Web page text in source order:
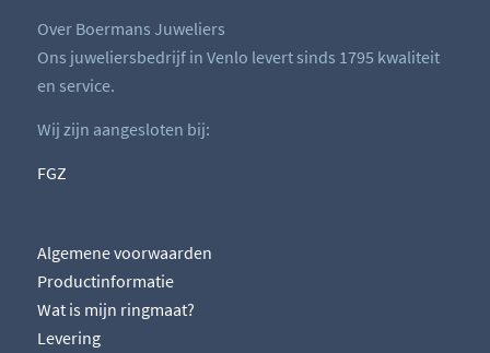
Over Boermans Juweliers
Ons juweliersbedrijf in Venlo levert sinds 1795 kwaliteit
en service.
Wij zijn aangesloten bij:
FGZ
Algemene voorwaarden
Productinformatie
Wat is mijn ringmaat?
Levering